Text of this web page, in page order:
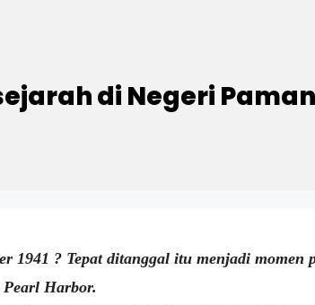
di Negeri
1941 ? Tepat ditanggal itu menjadi momen
Harbor.